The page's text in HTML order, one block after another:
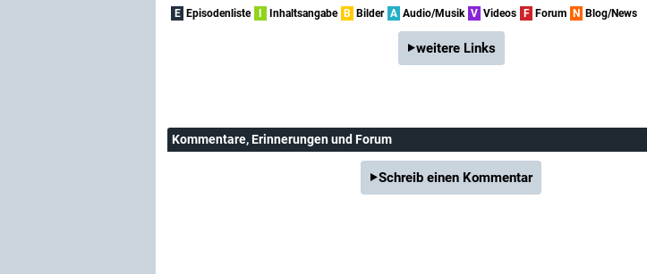
E Episodenliste I Inhaltsangabe B Bilder A Audio/Musik V Videos F Forum N Blog/News
weitere Links
Kommentare, Erinnerungen und Forum
Schreib einen Kommentar